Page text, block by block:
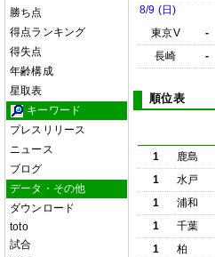
勝ち点
得点ランキング
得失点
年齢構成
星取表
キーワード
プレスリリース
ニュース
ブログ
データ・その他
ダウンロード
toto
試合
8/9 (日)
東京V
-
長崎
-
順位表
1 鹿島
1
水戸
1
浦和
1
千葉
1
柏